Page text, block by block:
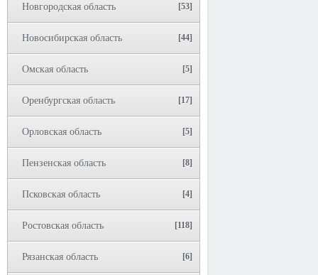
Новгородская область [53]
Новосибирская область [44]
Омская область [5]
Оренбургская область [17]
Орловская область [5]
Пензенская область [8]
Псковская область [4]
Ростовская область [118]
Рязанская область [6]